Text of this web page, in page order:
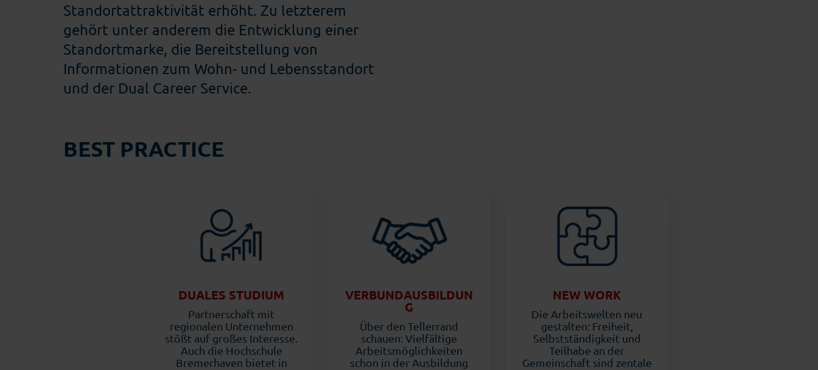
Standortattraktivität erhöht. Zu letzterem
gehört unter anderem die Entwicklung einer
Standortmarke, die Bereitstellung von
Informationen zum Wohn- und Lebensstandort
und der Dual Career Service.
BEST PRACTICE
DUALES STUDIUM
Partnerschaft mit
regionalen Unternehmen
stößt auf großes Interesse.
Auch die Hochschule
Bremerhaven bietet in
VERBUNDAUSBILDUN
G
Über den Tellerrand
schauen: Vielfältige
Arbeitsmöglichkeiten
schon in der Ausbildung
NEW WORK
Die Arbeitswelten neu
gestalten: Freiheit,
Selbstständigkeit und
Teilhabe an der
Gemeinschaft sind zentale